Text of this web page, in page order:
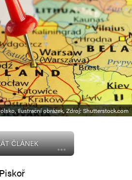
Ilustrační obrázek, Zdroj: Shutterstock.com
ČLÁNEK